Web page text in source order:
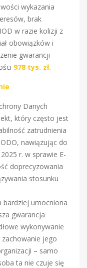
wykazania
brak
w razie kolizji z
obowiązków i
gwarancji
978 tys. zł.
Danych
który często jest
zatrudnienia
nawiązując do
r. w sprawie E-
doprecyzowania
stosunku
bardziej umocniona
gwarancja
wykonywanie
jego
– samo
ta nie czuje się